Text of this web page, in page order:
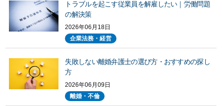
トラブルを起こす従業員を解雇したい｜労働問題
の解決策
2026年06月18日
企業法務・経営
失敗しない離婚弁護士の選び方・おすすめの探し
方
2026年06月09日
離婚・不倫